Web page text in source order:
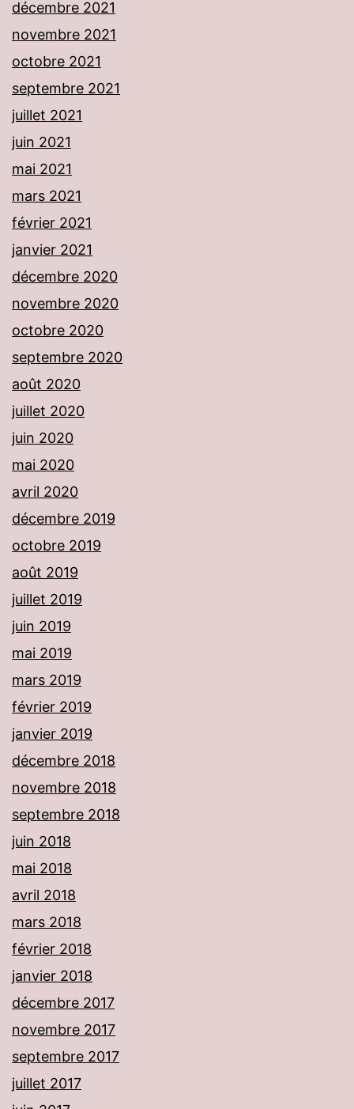
décembre 2021
novembre 2021
octobre 2021
septembre 2021
juillet 2021
juin 2021
mai 2021
mars 2021
février 2021
janvier 2021
décembre 2020
novembre 2020
octobre 2020
septembre 2020
août 2020
juillet 2020
juin 2020
mai 2020
avril 2020
décembre 2019
octobre 2019
août 2019
juillet 2019
juin 2019
mai 2019
mars 2019
février 2019
janvier 2019
décembre 2018
novembre 2018
septembre 2018
juin 2018
mai 2018
avril 2018
mars 2018
février 2018
janvier 2018
décembre 2017
novembre 2017
septembre 2017
juillet 2017